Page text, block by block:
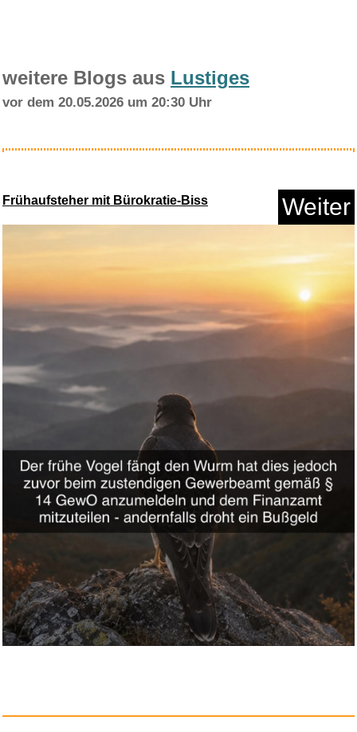
Omegon Sonnenfinsternis-Brille...
Anzeige
weitere Blogs aus Lustiges
vor dem 20.05.2026 um 20:30 Uhr
Frühaufsteher mit Bürokratie-Biss Weiter